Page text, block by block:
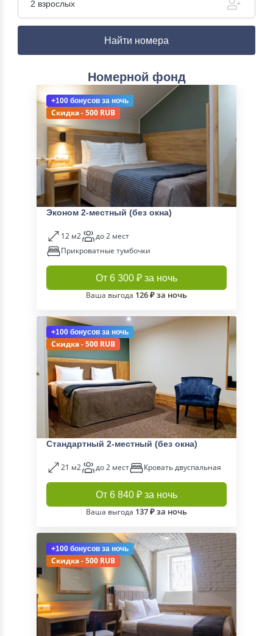
2 взрослых
Найти номера
Номерной фонд
+100 бонусов за ночь
Скидка - 500 RUB
Эконом 2-местный (без окна)
12 м2
до 2 мест
Прикроватные тумбочки
От 6 300 ₽ за ночь
Ваша выгода 126 ₽ за ночь
+100 бонусов за ночь
Скидка - 500 RUB
Стандартный 2-местный (без окна)
21 м2 до 2 мест Кровать двуспальная
От 6 840 ₽ за ночь
Ваша выгода 137 ₽ за ночь
+100 бонусов за ночь
Скидка - 500 RUB